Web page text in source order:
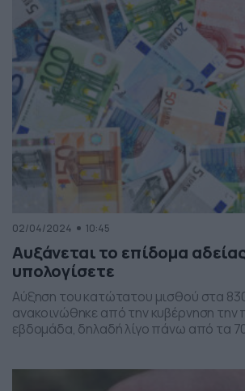
εορτές του Πάσχα 2024 σε τριακόσια
02/04/2024 10:45
Αυξάνεται το επίδομα
υπολογίσετε
Αύξηση του κατώτατου μισθού στα
ανακοινώθηκε από την κυβέρνηση την
εβδομάδα, δηλαδή λίγο πάνω από τα
αλλά και το επίδομα αδείας. «Το δώρο